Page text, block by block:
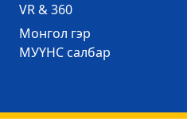
VR & 360
Mонгол гэр
МУҮНС салбар